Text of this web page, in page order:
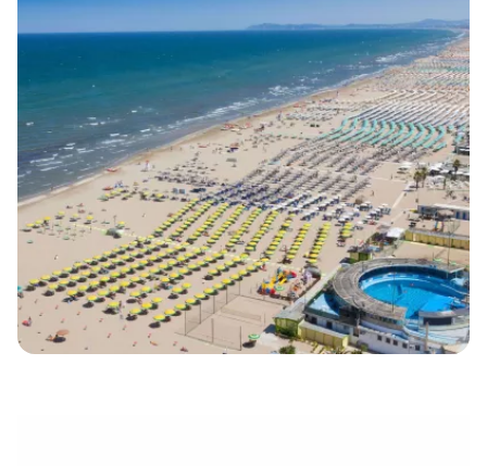
Weiter mit E-Mail